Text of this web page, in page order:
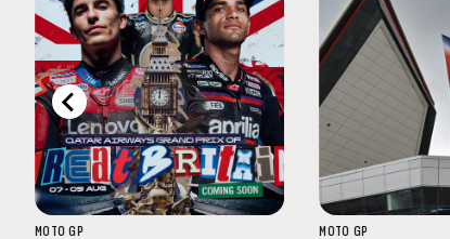
MOTO GP
MOTO GP